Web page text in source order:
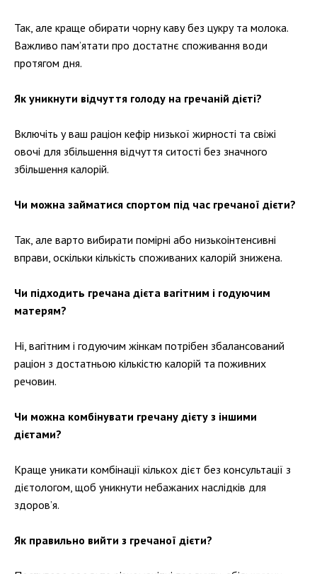
Так, але краще обирати чорну каву без цукру та молока.
Важливо пам’ятати про достатнє споживання води
протягом дня.
Як уникнути відчуття голоду на гречаній дієті?
Включіть у ваш раціон кефір низької жирності та свіжі
овочі для збільшення відчуття ситості без значного
збільшення калорій.
Чи можна займатися спортом під час гречаної дієти?
Так, але варто вибирати помірні або низькоінтенсивні
вправи, оскільки кількість споживаних калорій знижена.
Чи підходить гречана дієта вагітним і годуючим
матерям?
Ні, вагітним і годуючим жінкам потрібен збалансований
раціон з достатньою кількістю калорій та поживних
речовин.
Чи можна комбінувати гречану дієту з іншими
дієтами?
Краще уникати комбінації кількох дієт без консультації з
дієтологом, щоб уникнути небажаних наслідків для
здоров’я.
Як правильно вийти з гречаної дієти?